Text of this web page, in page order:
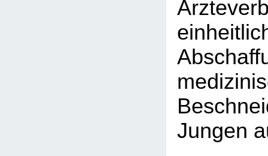
Jungen